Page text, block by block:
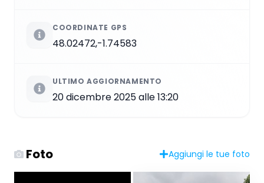
COORDINATE GPS
48.02472,-1.74583
ULTIMO AGGIORNAMENTO
20 dicembre 2025 alle 13:20
Foto Aggiungi le tue foto